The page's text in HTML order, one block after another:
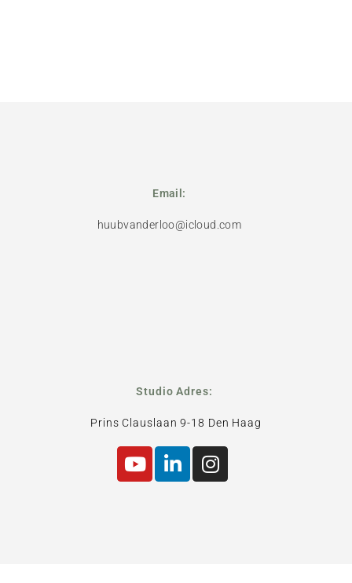
Studio Adres:
Prins Clauslaan 9-18 Den Haag
Email:
huubvanderloo@icloud.com